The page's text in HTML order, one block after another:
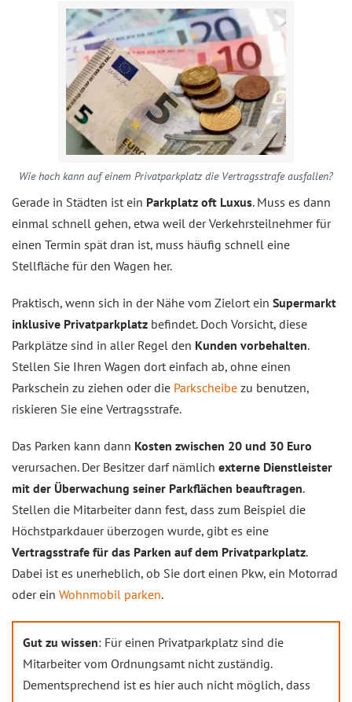
Wie hoch kann auf einem Privatparkplatz die Vertragsstrafe ausfallen?
Gerade in Städten ist ein Parkplatz oft Luxus. Muss es dann
einmal schnell gehen, etwa weil der Verkehrsteilnehmer für
einen Termin spät dran ist, muss häufig schnell eine
Stellfläche für den Wagen her.
Praktisch, wenn sich in der Nähe vom Zielort ein Supermarkt
inklusive Privatparkplatz befindet. Doch Vorsicht, diese
Parkplätze sind in aller Regel den Kunden vorbehalten.
Stellen Sie Ihren Wagen dort einfach ab, ohne einen
Parkschein zu ziehen oder die Parkscheibe zu benutzen,
riskieren Sie eine Vertragsstrafe.
Das Parken kann dann Kosten zwischen 20 und 30 Euro
verursachen. Der Besitzer darf nämlich externe Dienstleister
mit der Überwachung seiner Parkflächen beauftragen.
Stellen die Mitarbeiter dann fest, dass zum Beispiel die
Höchstparkdauer überzogen wurde, gibt es eine
Vertragsstrafe für das Parken auf dem Privatparkplatz.
Dabei ist es unerheblich, ob Sie dort einen Pkw, ein Motorrad
oder ein Wohnmobil parken.
Gut zu wissen: Für einen Privatparkplatz sind die
Mitarbeiter vom Ordnungsamt nicht zuständig.
Dementsprechend ist es hier auch nicht möglich, dass